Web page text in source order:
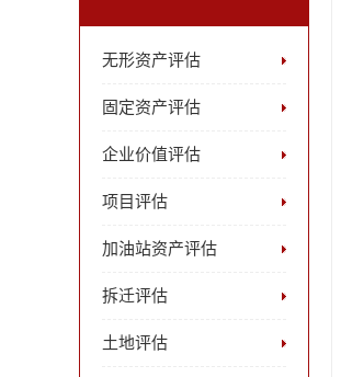
无形资产评估
固定资产评估
企业价值评估
项目评估
加油站资产评估
拆迁评估
土地评估